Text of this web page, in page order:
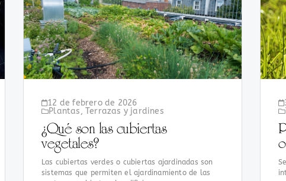
12 de febrero de 2026
Plantas,Terrazas y jardines
¿Qué son las cubiertas
vegetales?
Las cubiertas verdes o cubiertas ajardinadas son
sistemas que permiten el ajardinamiento de las